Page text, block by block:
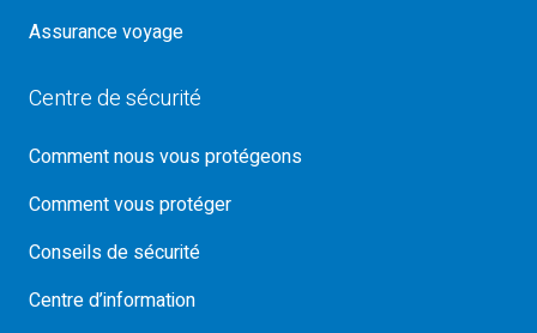
Assurance voyage
Centre de sécurité
Comment nous vous protégeons
Comment vous protéger
Conseils de sécurité
Centre d’information